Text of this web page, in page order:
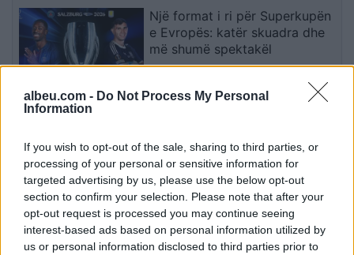
albeu.com - Do Not Process My Personal
Information
If you wish to opt-out of the sale, sharing to third parties, or
processing of your personal or sensitive information for
targeted advertising by us, please use the below opt-out
section to confirm your selection. Please note that after your
opt-out request is processed you may continue seeing
interest-based ads based on personal information utilized by
us or personal information disclosed to third parties prior to
Një format i ri për Superkupën
e Evropës: katër skuadra dhe
më shumë spektakël
tonë në autoudhët e Kosovës